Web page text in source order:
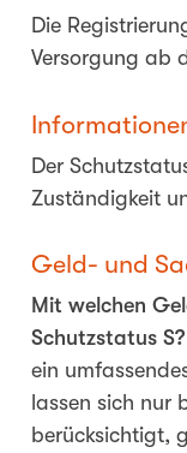
Die
Versorgung ab
Der
Zuständigkeit
Geld- und
Mit welchen
Schutzstatus S?
ein
lassen sich nur
berücksichtigt,